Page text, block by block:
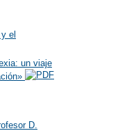
el
un viaje
D.